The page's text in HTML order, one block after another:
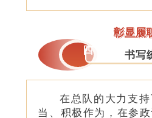
彰显履
四
书写
在总队的大力支
当、积极作为，在参